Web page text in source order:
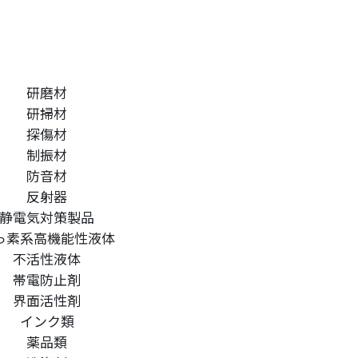
研磨材
研掃材
探傷材
制振材
防音材
反射器
静電気対策製品
素系高機能性液体
不活性液体
帯電防止剤
界面活性剤
インク類
薬品類